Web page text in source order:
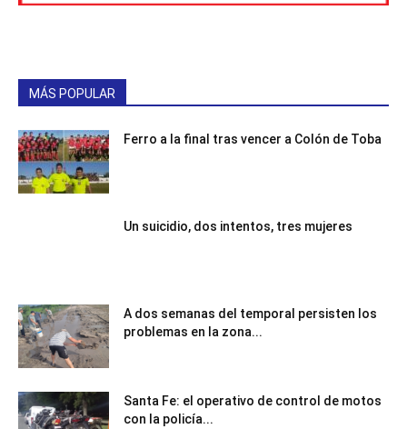
MÁS POPULAR
Ferro a la final tras vencer a Colón de Toba
Un suicidio, dos intentos, tres mujeres
A dos semanas del temporal persisten los
problemas en la zona...
Santa Fe: el operativo de control de motos
con la policía...